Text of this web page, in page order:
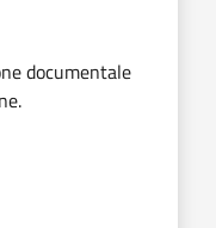
documentale